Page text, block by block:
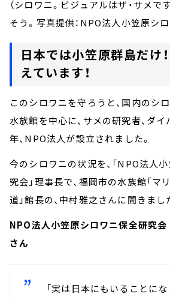
（シロワニ。ビジュアルはザ・サメで
そう。写真提供：NPO法人小笠原シ
日本では小笠原群島だけ
えています！
このシロワニを守ろうと、国内のシ
水族館を中心に、サメの研究者、ダイ
年、NPO法人が設立されました。
今のシロワニの状況を、「NPO法人
究会」理事長で、福岡市の水族館「マ
道」館長の、中村雅之さんに聞きまし
NPO法人小笠原シロワニ保全研究
さん
「実は日本にもいることに